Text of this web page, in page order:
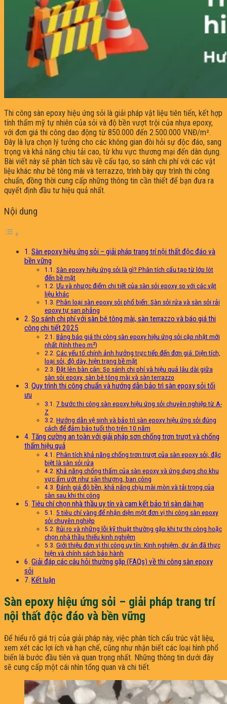
Thi công sàn epoxy hiệu ứng sỏi là giải pháp vật liệu tiên tiến, kết hợp
tính thẩm mỹ tự nhiên của sỏi và độ bền vượt trội của nhựa epoxy,
với đơn giá thi công dao động từ 850.000 đến 2.500.000 VNĐ/m².
Đây là lựa chọn lý tưởng cho các không gian đòi hỏi sự độc đáo, sang
trọng và khả năng chịu tải cao, từ khu vực thương mại đến dân dụng.
Bài viết này sẽ phân tích sâu về cấu tạo, so sánh chi phí với các vật
liệu khác như bê tông mài và terrazzo, trình bày quy trình thi công
chuẩn, đồng thời cung cấp những thông tin cần thiết để bạn đưa ra
quyết định đầu tư hiệu quả nhất.
Nội dung
Sàn epoxy hiệu ứng sỏi – giải pháp trang trí nội thất độc đáo và
bền vững
Sàn epoxy hiệu ứng sỏi là gì? Phân tích cấu tạo từ lớp lót
đến bề mặt
Ưu và nhược điểm chi tiết của sàn sỏi epoxy so với các vật
liệu khác
Phân loại sàn epoxy sỏi phổ biến: Sàn sỏi rửa và sàn sỏi rải
epoxy tự san phẳng
So sánh chi phí với sàn bê tông mài, sàn terrazzo và báo giá thi
công chi tiết 2025
Bảng báo giá thi công sàn epoxy hiệu ứng sỏi cập nhật mới
nhất (tính theo m²)
Các yếu tố chính ảnh hưởng trực tiếp đến đơn giá: Diện tích,
loại sỏi, độ dày, hiện trạng bề mặt
Đặt lên bàn cân: So sánh chi phí và hiệu quả lâu dài giữa
sàn sỏi epoxy, sàn bê tông mài và sàn terrazzo
Quy trình thi công chuẩn và hướng dẫn bảo trì sàn epoxy sỏi tối
ưu
7 bước thi công sàn epoxy hiệu ứng sỏi chuyên nghiệp từ A-
Z
Hướng dẫn vệ sinh và bảo trì sàn epoxy hiệu ứng sỏi đúng
cách để đảm bảo tuổi thọ trên 10 năm
Tăng cường an toàn với giải pháp sơn chống trơn trượt và chống
thấm hiệu quả
Phân tích khả năng chống trơn trượt của sàn epoxy sỏi, đặc
biệt là sàn sỏi rửa
Khả năng chống thấm của sàn epoxy và ứng dụng cho khu
vực ẩm ướt như sân thượng, ban công
Đánh giá độ bền, khả năng chịu mài mòn và tải trọng của
sàn sau khi thi công
Tiêu chí chọn nhà thầu uy tín và cam kết bảo trì sàn dài hạn
5 tiêu chí vàng để nhận diện một đơn vị thi công sàn epoxy
sỏi chuyên nghiệp
Rủi ro và những lỗi kỹ thuật thường gặp khi tự thi công hoặc
chọn nhà thầu thiếu kinh nghiệm
Giới thiệu đơn vị thi công uy tín: Kinh nghiệm, dự án đã thực
hiện và chính sách bảo hành
Giải đáp các câu hỏi thường gặp (FAQs) về thi công sàn epoxy
sỏi
Kết luận
Sàn epoxy hiệu ứng sỏi – giải pháp trang trí
nội thất độc đáo và bền vững
Để hiểu rõ giá trị của giải pháp này, việc phân tích cấu trúc vật liệu,
xem xét các lợi ích và hạn chế, cũng như nhận biết các loại hình phổ
biến là bước đầu tiên và quan trọng nhất. Những thông tin dưới đây
sẽ cung cấp một cái nhìn tổng quan và chi tiết.